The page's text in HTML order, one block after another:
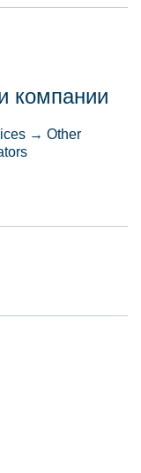
компании
→ Other